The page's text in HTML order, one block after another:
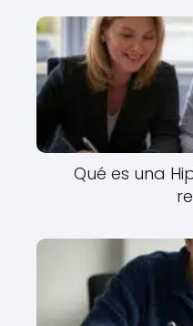
Qué es una